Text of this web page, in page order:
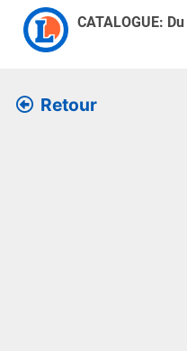
CATALOGUE: Du
Retour